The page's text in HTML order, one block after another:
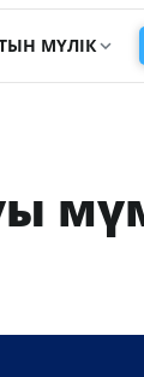
МҮЛІК